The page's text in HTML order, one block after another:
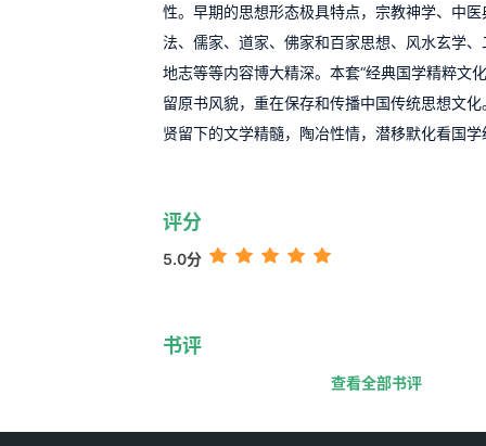
性。早期的思想形态极具特点，宗教神学、中
法、儒家、道家、佛家和百家思想、风水玄学
地志等等内容博大精深。本套“经典国学精粹文
留原书风貌，重在保存和传播中国传统思想文
贤留下的文学精髓，陶冶性情，潜移默化看国学
评分
5.0分
书评
查看全部书评